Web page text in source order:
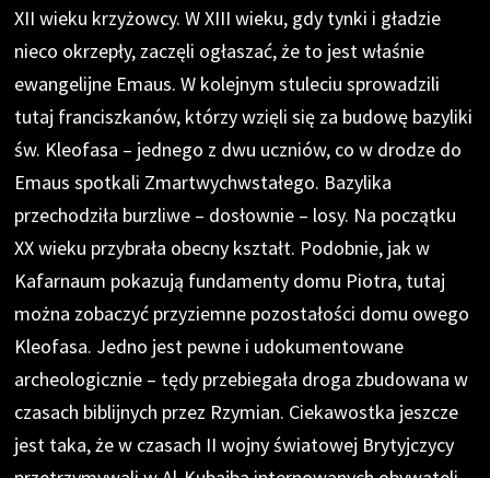
XII wieku krzyżowcy. W XIII wieku, gdy tynki i gładzie
nieco okrzepły, zaczęli ogłaszać, że to jest właśnie
ewangelijne Emaus. W kolejnym stuleciu sprowadzili
tutaj franciszkanów, którzy wzięli się za budowę bazyliki
św. Kleofasa – jednego z dwu uczniów, co w drodze do
Emaus spotkali Zmartwychwstałego. Bazylika
przechodziła burzliwe – dosłownie – losy. Na początku
XX wieku przybrała obecny kształt. Podobnie, jak w
Kafarnaum pokazują fundamenty domu Piotra, tutaj
można zobaczyć przyziemne pozostałości domu owego
Kleofasa. Jedno jest pewne i udokumentowane
archeologicznie – tędy przebiegała droga zbudowana w
czasach biblijnych przez Rzymian. Ciekawostka jeszcze
jest taka, że w czasach II wojny światowej Brytyjczycy